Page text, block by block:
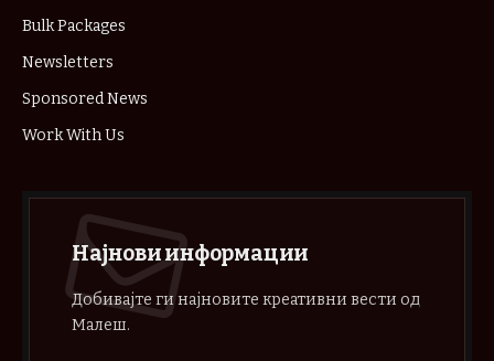
Bulk Packages
Newsletters
Sponsored News
Work With Us
Најнови информации
Добивајте ги најновите креативни вести од
Малеш.